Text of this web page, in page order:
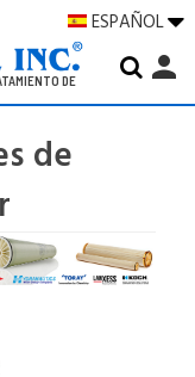
ESPAÑOL
DE
person
de